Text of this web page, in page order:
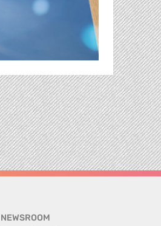
NEWSROOM